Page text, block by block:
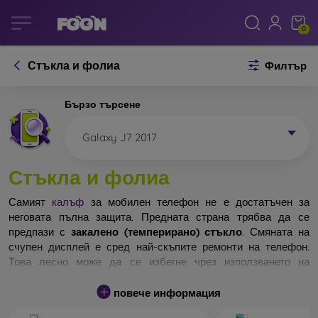
0
Стъкла и фолиа Филтър
Бързо търсене
Galaxy J7 2017
Стъкла и фолиа
Самият калъф за мобилен телефон не е достатъчен за
неговата пълна защита. Предната страна трябва да се
предпази с закалено (темперирано) стъкло. Смяната на
счупен дисплей е сред най-скъпите ремонти на телефон.
Това лесно може да се избегне чрез използването на
Неразбиваемо стъкло за телефон не съществува, но при
повече информация